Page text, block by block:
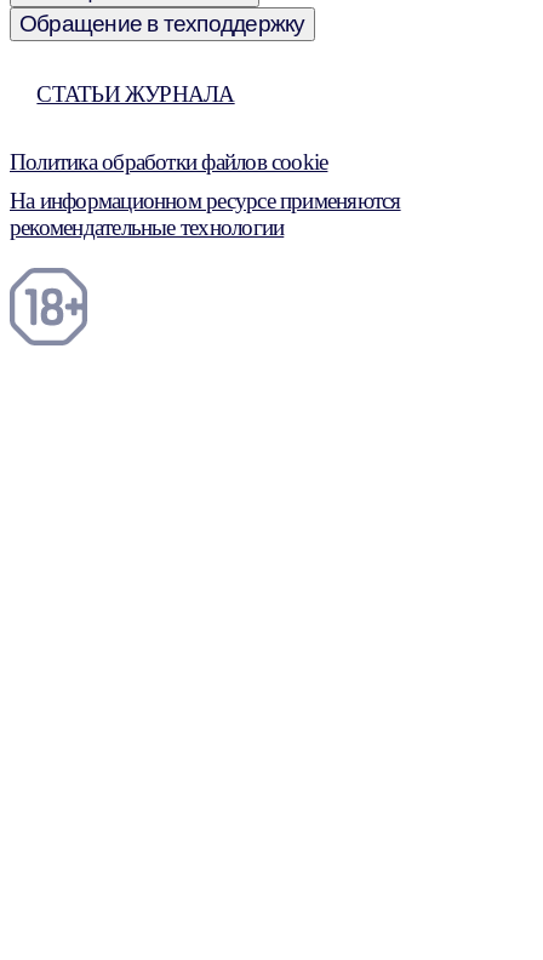
Обращение в техподдержку
СТАТЬИ ЖУРНАЛА
Политика обработки файлов cookie
На информационном ресурсе применяются
рекомендательные технологии